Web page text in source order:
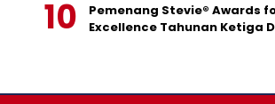
Pemenang Stevie® Awards
Excellence Tahunan Ketiga